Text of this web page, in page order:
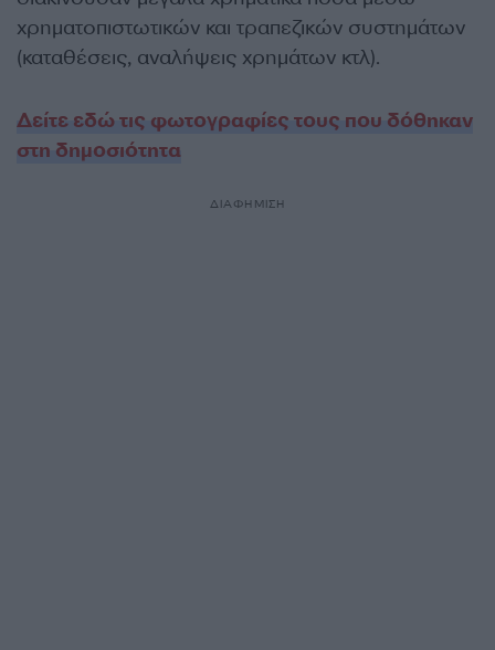
χρηματοπιστωτικών και τραπεζικών συστημάτων
(καταθέσεις, αναλήψεις χρημάτων κτλ).
Δείτε εδώ τις φωτογραφίες τους που δόθηκαν
στη δημοσιότητα
ΔΙΑΦΗΜΙΣΗ